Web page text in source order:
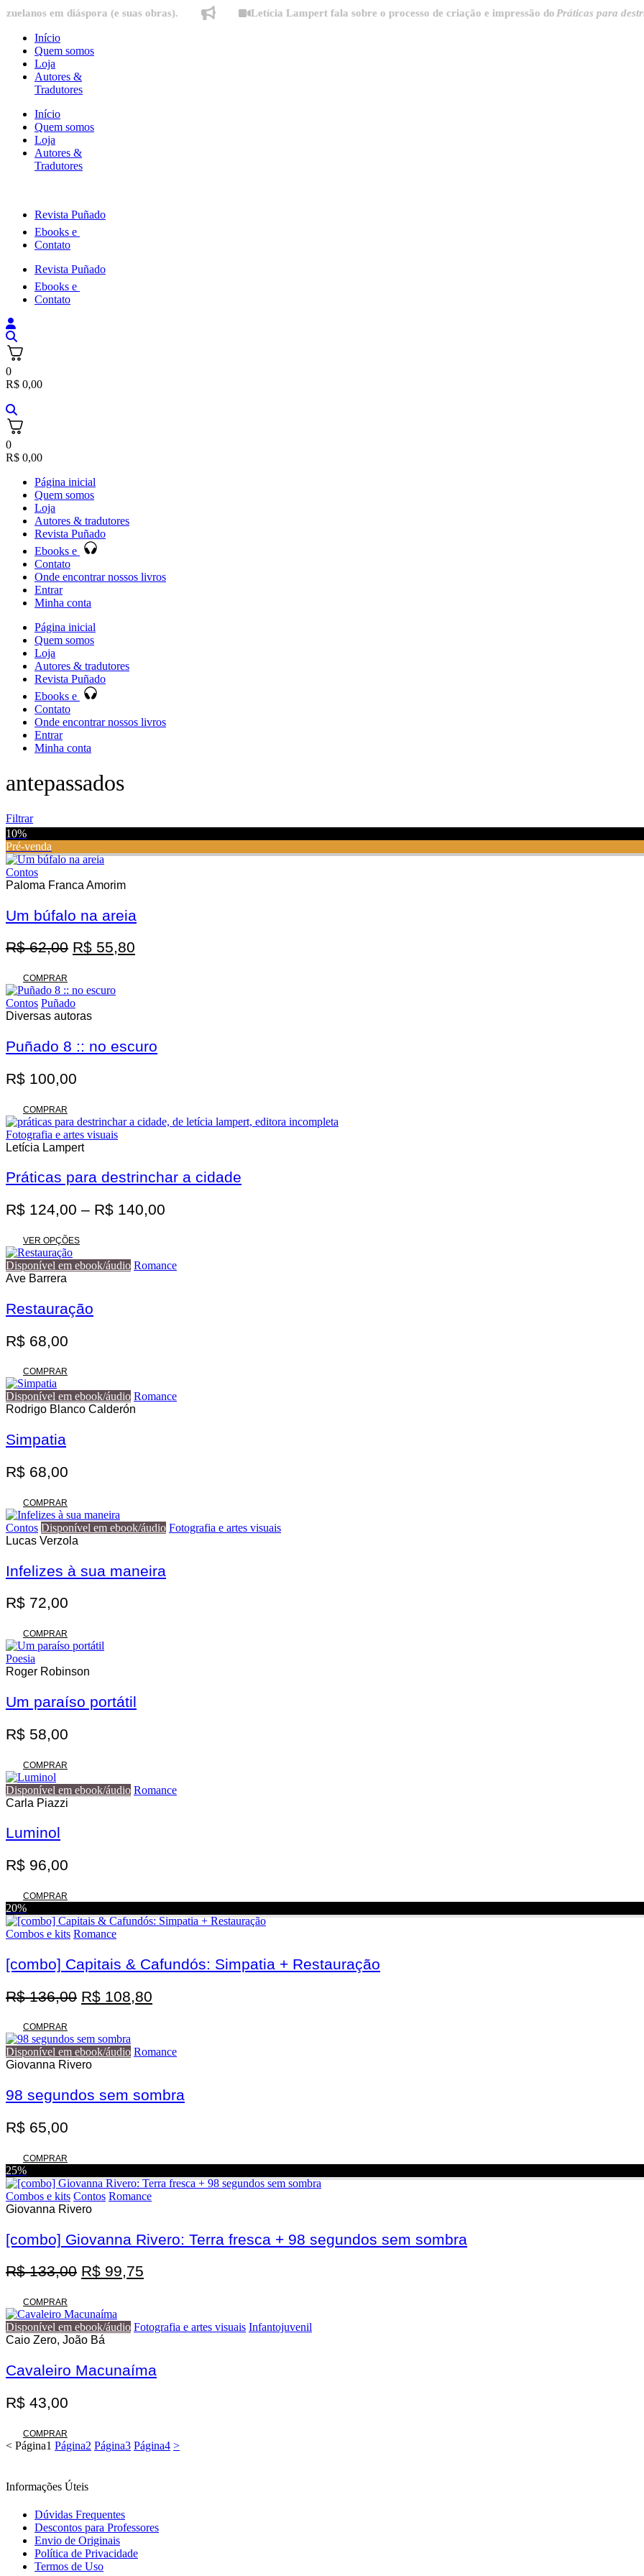
Ir
conteúdo
em diáspora (e suas obras). Letícia Lampert fala sobre o processo de criação e impressão doPráticas para
Início
Quem somos
Loja
Autores &
Tradutores
Início
Quem somos
Loja
Autores &
Tradutores
Revista Puñado
Ebooks e
Contato
Revista Puñado
Ebooks e
Contato
0
R$ 0,00
0
R$ 0,00
Página inicial
Quem somos
Loja
Autores & tradutores
Revista Puñado
Ebooks e
Contato
Onde encontrar nossos livros
Entrar
Minha conta
Página inicial
Quem somos
Loja
Autores & tradutores
Revista Puñado
Ebooks e
Contato
Onde encontrar nossos livros
Entrar
Minha conta
antepassados
Filtrar
Promoção
10%
Pré-venda
Contos
Paloma Franca Amorim
Um búfalo na areia
R$62,00 O
era:
R$ 62,00.
R$ 55,80
COMPRAR
Contos Puñado
Diversas autoras
Puñado 8 :: no escuro
R$ 100,00
COMPRAR
Fotografia e artes visuais
Letícia Lampert
Práticas para destrinchar a cidade
R$ 124,00 – R$ 140,00
R$ 124,00
VER OPÇÕES
tem
do
produto
Disponível em ebook/áudio Romance
Ave Barrera
Restauração
R$ 68,00
COMPRAR
Disponível em ebook/áudio Romance
Rodrigo Blanco Calderón
Simpatia
R$ 68,00
COMPRAR
Contos Disponível em ebook/áudio Fotografia e artes visuais
Lucas Verzola
Infelizes à sua maneira
R$ 72,00
COMPRAR
Poesia
Roger Robinson
Um paraíso portátil
R$ 58,00
COMPRAR
Disponível em ebook/áudio Romance
Carla Piazzi
Luminol
R$ 96,00
COMPRAR
20%
Combos e kits Romance
[combo] Capitais & Cafundós: Simpatia + Restauração
R$136,00 O
era:
R$ 136,00.
R$ 108,80
é:
COMPRAR
Disponível em ebook/áudio Romance
Giovanna Rivero
98 segundos sem sombra
R$ 65,00
COMPRAR
25%
Combos e kits Contos Romance
Giovanna Rivero
[combo] Giovanna Rivero: Terra fresca + 98 segundos sem sombra
R$133,00 O
era:
R$ 133,00.
R$ 99,75
é:
COMPRAR
Disponível em ebook/áudio Fotografia e artes visuais Infantojuvenil
Caio Zero, João Bá
Cavaleiro Macunaíma
R$ 43,00
COMPRAR
< Página1 Página2 Página3 Página4 >
Informações Úteis
Dúvidas Frequentes
Descontos para Professores
Envio de Originais
Política de Privacidade
Termos de Uso